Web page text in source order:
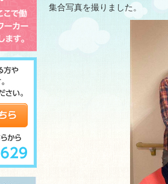
集合写真を撮りました。